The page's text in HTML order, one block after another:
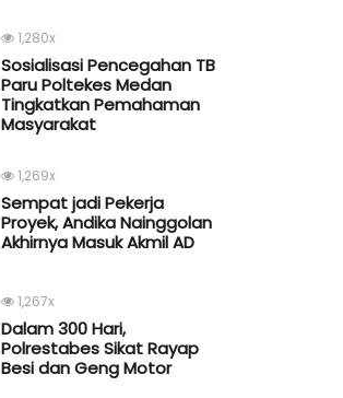
1,280x
Sosialisasi Pencegahan TB
Paru Poltekes Medan
Tingkatkan Pemahaman
Masyarakat
1,269x
Sempat jadi Pekerja
Proyek, Andika Nainggolan
Akhirnya Masuk Akmil AD
1,267x
Dalam 300 Hari,
Polrestabes Sikat Rayap
Besi dan Geng Motor